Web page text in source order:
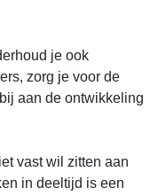
je ook
zorg je voor de
aan de ontwikkeling
vast wil zitten aan
in deeltijd is een